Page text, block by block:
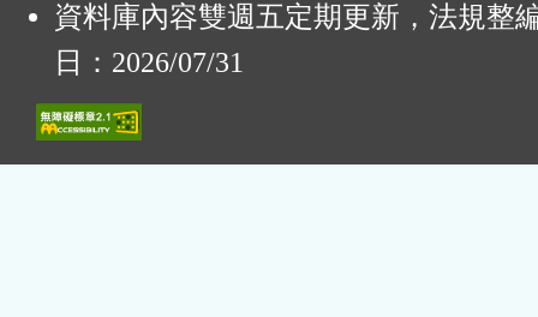
資料庫內容雙週五定期更新，法規整
日：2026/07/31